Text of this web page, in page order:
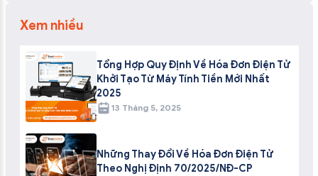
Xem nhiều
Tổng Hợp Quy Định Về Hóa Đơn Điện Tử
Khởi Tạo Từ Máy Tính Tiền Mới Nhất
2025
13 Tháng 5, 2025
Những Thay Đổi Về Hóa Đơn Điện Tử
Theo Nghị Định 70/2025/NĐ-CP